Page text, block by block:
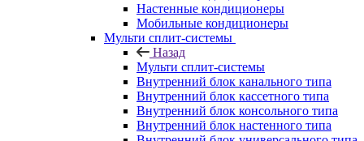
Настенные кондиционеры
Мобильные кондиционеры
Мульти сплит-системы
Назад
Мульти сплит-системы
Внутренний блок канального типа
Внутренний блок кассетного типа
Внутренний блок консольного типа
Внутренний блок настенного типа